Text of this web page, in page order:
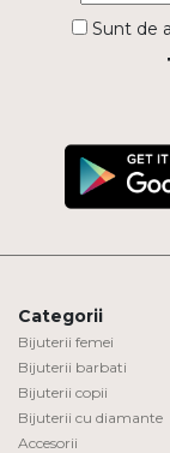
Sunt de
Categorii
Bijuterii femei
Bijuterii barbati
Bijuterii copii
Bijuterii cu diamante
Accesorii